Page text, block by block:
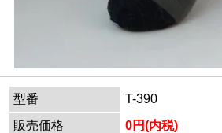
型番
T-390
販売価格
0円(内税)